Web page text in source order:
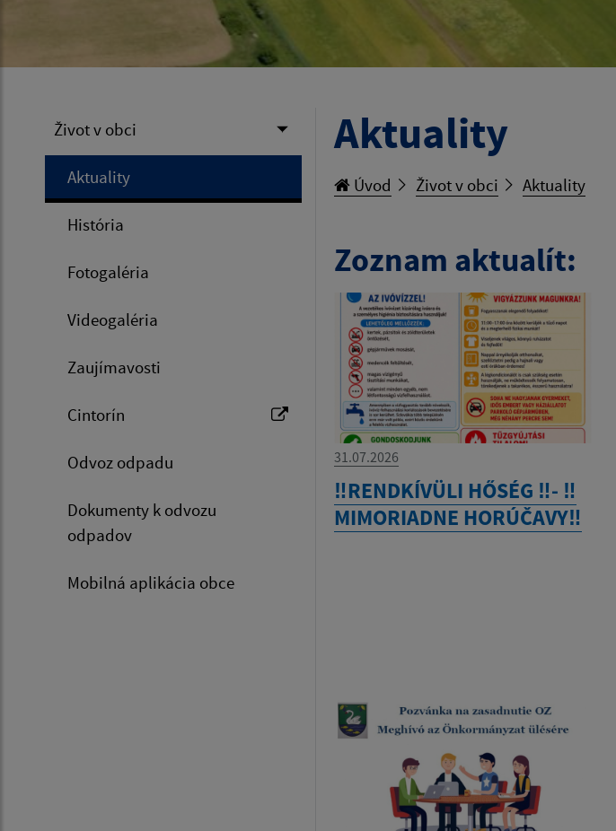
Život v obci
Aktuality
História
Fotogaléria
Videogaléria
Zaujímavosti
Cintorín
Odvoz odpadu
Dokumenty k odvozu
odpadov
Mobilná aplikácia obce
Aktuality
Úvod Život v obci Aktuality
Zoznam aktualít:
31.07.2026
‼️RENDKÍVÜLI HŐSÉG ‼️- ‼️
MIMORIADNE HORÚČAVY‼️